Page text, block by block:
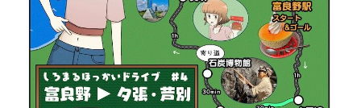
パートナーメディア Sitakkeパートナー
運営会社 広告掲載